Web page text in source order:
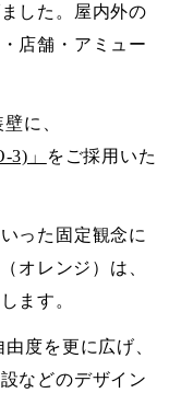
した。屋内外の
店舗・アミュー
に、
3)」
をご採用いた
った固定観念に
オレンジ）は、
ます。
度を更に広げ、
などのデザイン